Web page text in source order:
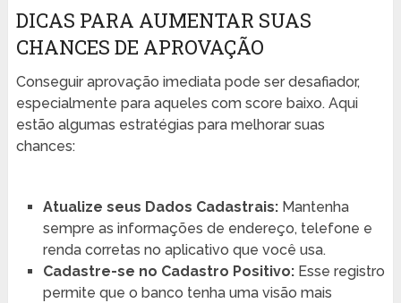
DICAS PARA AUMENTAR SUAS
CHANCES DE APROVAÇÃO
Conseguir aprovação imediata pode ser desafiador,
especialmente para aqueles com score baixo. Aqui
estão algumas estratégias para melhorar suas
chances:
Atualize seus Dados Cadastrais:Mantenha
sempre as informações de endereço, telefone e
renda corretas no aplicativo que você usa.
Cadastre-se no Cadastro Positivo:Esse registro
permite que o banco tenha uma visão mais